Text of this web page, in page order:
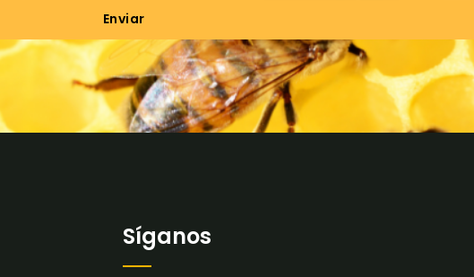
Enviar
Síganos